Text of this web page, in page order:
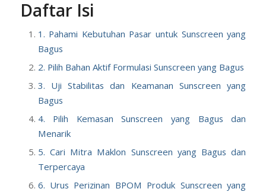
nyaman di kulit?
Daftar Isi
1. Pahami Kebutuhan Pasar untuk Sunscreen yang
Bagus
2. Pilih Bahan Aktif Formulasi Sunscreen yang Bagus
3. Uji Stabilitas dan Keamanan Sunscreen yang
Bagus
4. Pilih Kemasan Sunscreen yang Bagus dan
Menarik
5. Cari Mitra Maklon Sunscreen yang Bagus dan